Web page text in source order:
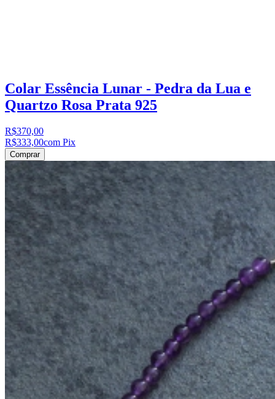
Colar Essência Lunar - Pedra da Lua e
Quartzo Rosa Prata 925
R$370,00
R$333,00com Pix
Comprar